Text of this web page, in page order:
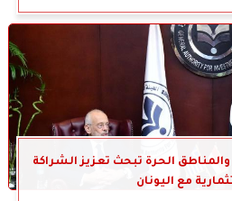
والمناطق الحرة تبحث تعزيز الشراكة
مع اليونان